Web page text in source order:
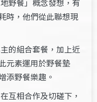
野餐」概念發想，有
時，他們從此聯想現
的組合套餐，加上近
元素運用於野餐墊
添野餐樂趣。
互相合作及切磋下，